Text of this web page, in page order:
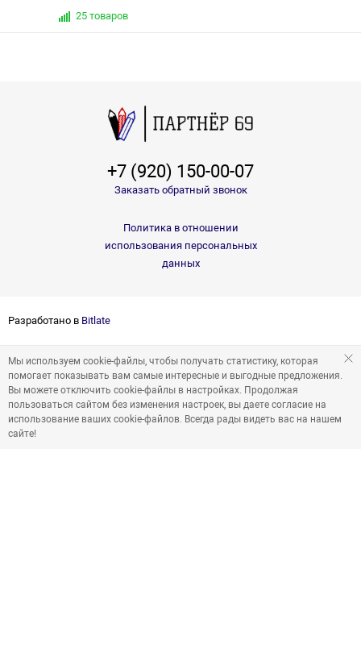
25 товаров
+7 (920) 150-00-07
Заказать обратный звонок
Политика в отношении
использования персональных
данных
Разработано в Bitlate
Мы используем cookie-файлы, чтобы получать статистику, которая
помогает показывать вам самые интересные и выгодные предложения.
Вы можете отключить cookie-файлы в настройках. Продолжая
пользоваться сайтом без изменения настроек, вы даете согласие на
использование ваших cookie-файлов. Всегда рады видеть вас на нашем
сайте!